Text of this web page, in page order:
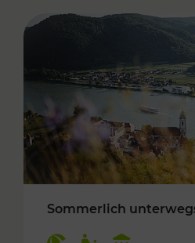
Sommerlich